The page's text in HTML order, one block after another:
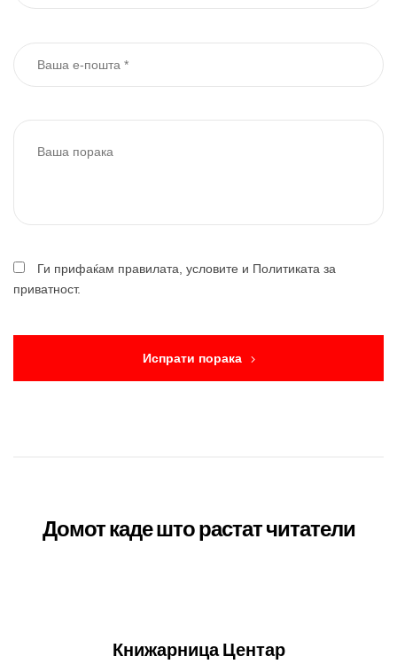
Ги прифаќам правилата, условите и Политиката за
приватност.
Испрати порака
Домот каде што растат читатели
Книжарница Центар